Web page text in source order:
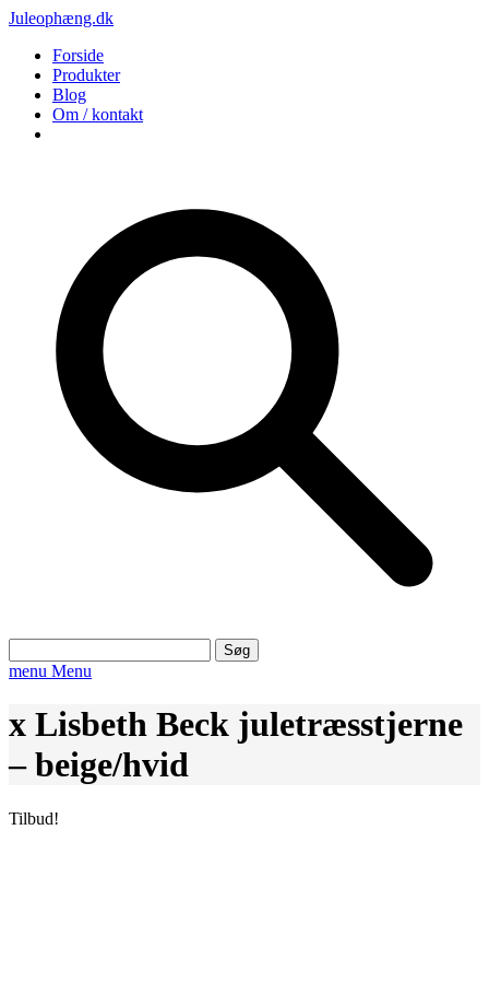
Juleophæng.dk
Forside
Produkter
Blog
Om / kontakt
efter:
menu Menu
x Lisbeth Beck juletræsstjerne
– beige/hvid
Tilbud!